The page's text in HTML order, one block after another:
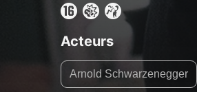
Acteurs
Arnold Schwarzenegger